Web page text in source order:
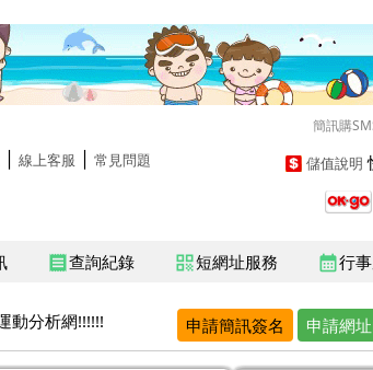
簡訊購
線上客服 常見問題 儲值說明
receipt 查詢紀錄 qr_code短網址服務 calendar_month行
動分析網!!!!!! 申請簡訊簽名 申請網